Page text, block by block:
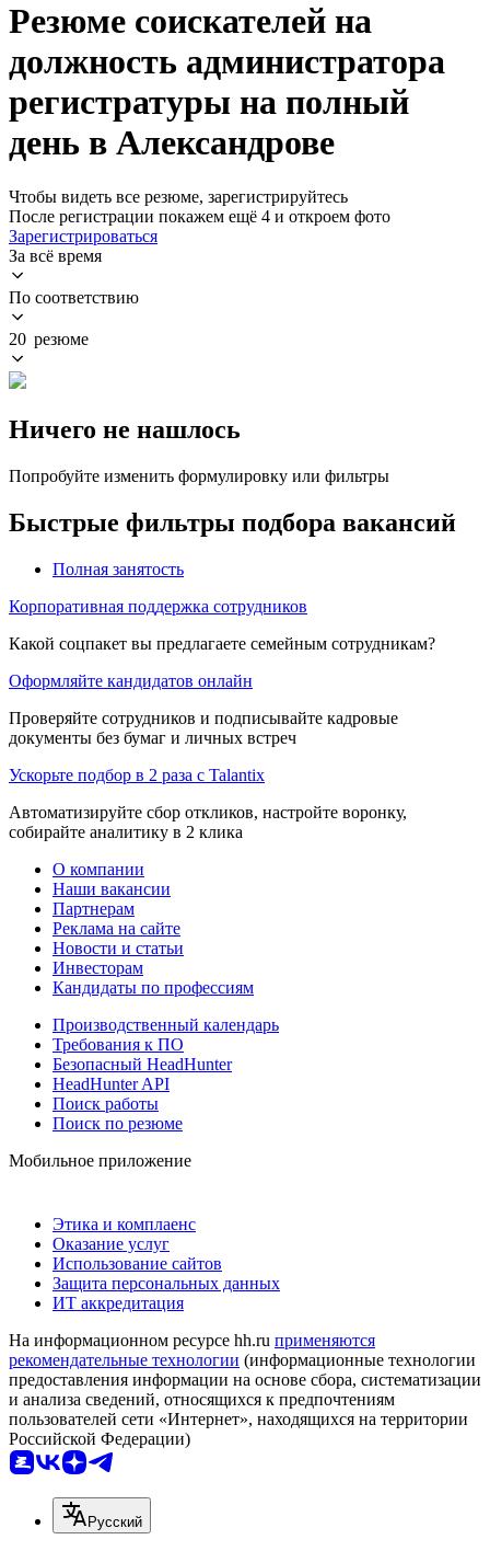
Резюме соискателей на
должность администратора
регистратуры на полный
день в Александрове
Чтобы видеть все резюме, зарегистрируйтесь
После регистрации покажем ещё 4 и откроем фото
Зарегистрироваться
За всё время
По соответствию
20 резюме
Ничего не нашлось
Попробуйте изменить формулировку или фильтры
Быстрые фильтры подбора вакансий
Полная занятость
Корпоративная поддержка сотрудников
Какой соцпакет вы предлагаете семейным сотрудникам?
Оформляйте кандидатов онлайн
Проверяйте сотрудников и подписывайте кадровые
документы без бумаг и личных встреч
Ускорьте подбор в 2 раза с Talantix
Автоматизируйте сбор откликов, настройте воронку,
собирайте аналитику в 2 клика
О компании
Наши вакансии
Партнерам
Реклама на сайте
Новости и статьи
Инвесторам
Кандидаты по профессиям
Производственный календарь
Требования к ПО
Безопасный HeadHunter
HeadHunter API
Поиск работы
Поиск по резюме
Мобильное приложение
Этика и комплаенс
Оказание услуг
Использование сайтов
Защита персональных данных
ИТ аккредитация
На информационном ресурсе hh.ru применяются
рекомендательные технологии (информационные технологии
предоставления информации на основе сбора, систематизации
и анализа сведений, относящихся к предпочтениям
пользователей сети «Интернет», находящихся на территории
Российской Федерации)
Русский